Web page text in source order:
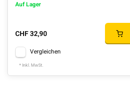
Auf Lager
CHF 32,90
Vergleichen
* Inkl. MwSt.